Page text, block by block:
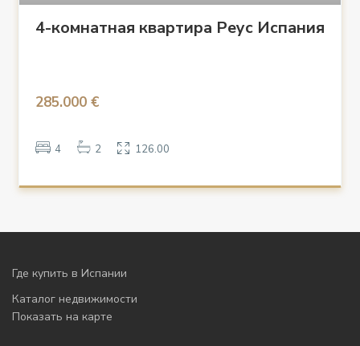
4-комнатная квартира Реус Испания
285.000 €
4 2 126.00
Где купить в Испании
Каталог недвижимости
Показать на карте